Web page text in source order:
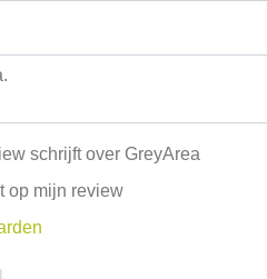
schrijft over GreyArea
op mijn review